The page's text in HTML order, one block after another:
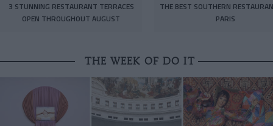
3 STUNNING RESTAURANT TERRACES
OPEN THROUGHOUT AUGUST
THE BEST SOUTHERN
PARIS
THE WEEK OF DO IT